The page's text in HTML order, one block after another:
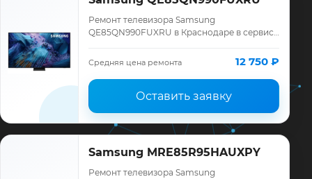
Ремонт телевизора Samsung
QE85QN990FUXRU в Краснодаре в сервисе
Samsung, смета до ремонта, запчасти и
гарантия до 12 меся…
Средняя цена ремонта 12 750 ₽
Оставить заявку
Samsung MRE85R95HAUXPY
Ремонт телевизора Samsung